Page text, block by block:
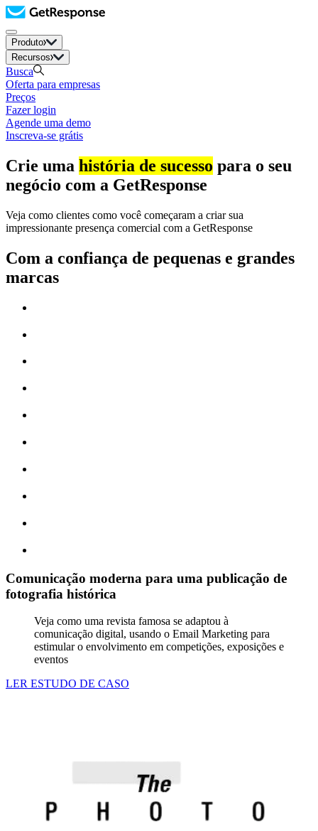
Produto
Recursos
Busca
Oferta para empresas
Preços
Fazer login
Agende uma demo
Inscreva-se grátis
Crie uma história de sucesso para o seu
negócio com a GetResponse
Veja como clientes como você começaram a criar sua
impressionante presença comercial com a GetResponse
Com a confiança de pequenas e grandes
marcas
Comunicação moderna para uma publicação de
fotografia histórica
Veja como uma revista famosa se adaptou à
comunicação digital, usando o Email Marketing para
estimular o envolvimento em competições, exposições e
eventos
LER ESTUDO DE CASO